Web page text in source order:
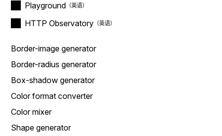
Playground
HTTP Observatory
Border-image generator
Border-radius generator
Box-shadow generator
Color format converter
Color mixer
Shape generator